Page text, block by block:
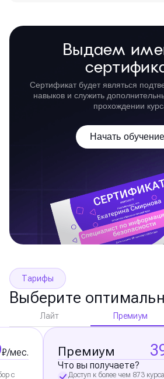
Выдаем
Сертификат будет являться
навыков и служить
прохождении
Начать обучение
Тарифы
Выберите
Лайт Премиум
₽/мес.
с
Премиум
Что вы получаете?
Доступ к более чем 873